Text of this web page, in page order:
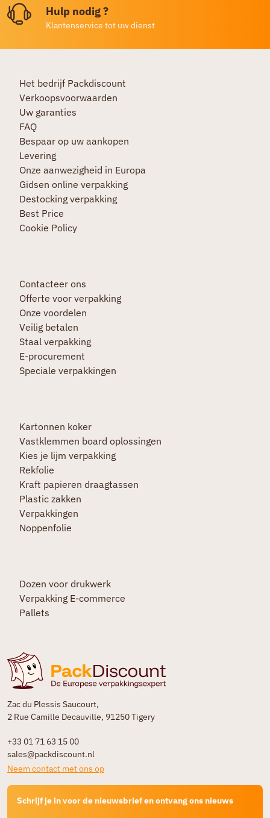
Hulp nodig ?
Klantenservice tot uw dienst
Zac du Plessis Saucourt,
2 Rue Camille Decauville, 91250 Tigery
+33 01 71 63 15 00
sales@packdiscount.nl
Neem contact met ons op
Schrijf je in voor de nieuwsbrief en ontvang ons nieuws
Het bedrijf Packdiscount
Verkoopsvoorwaarden
Uw garanties
FAQ
Bespaar op uw aankopen
Levering
Onze aanwezigheid in Europa
Gidsen online verpakking
Destocking verpakking
Best Price
Cookie Policy
Contacteer ons
Offerte voor verpakking
Onze voordelen
Veilig betalen
Staal verpakking
E-procurement
Speciale verpakkingen
Kartonnen koker
Vastklemmen board oplossingen
Kies je lijm verpakking
Rekfolie
Kraft papieren draagtassen
Plastic zakken
Verpakkingen
Noppenfolie
Dozen voor drukwerk
Verpakking E-commerce
Pallets